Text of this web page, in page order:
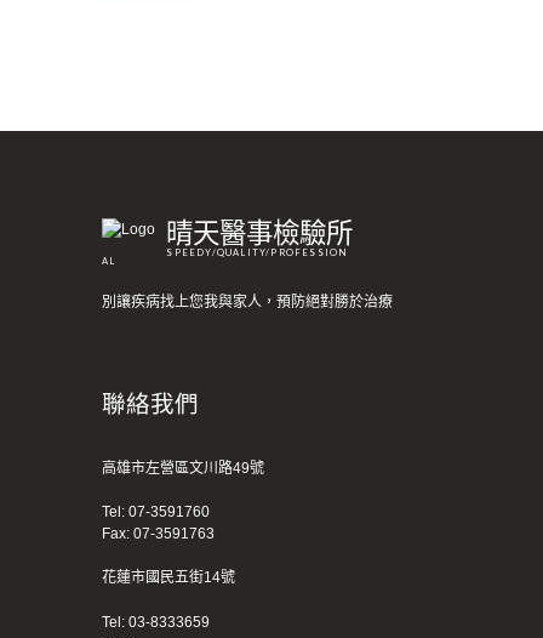
晴天醫事檢驗所
SPEEDY/QUALITY/PROFESSION
AL
別讓疾病找上您我與家人，預防絕對勝於治療
聯絡我們
高雄市左營區文川路49號
Tel: 07-3591760
Fax: 07-3591763
花蓮市國民五街14號
Tel: 03-8333659